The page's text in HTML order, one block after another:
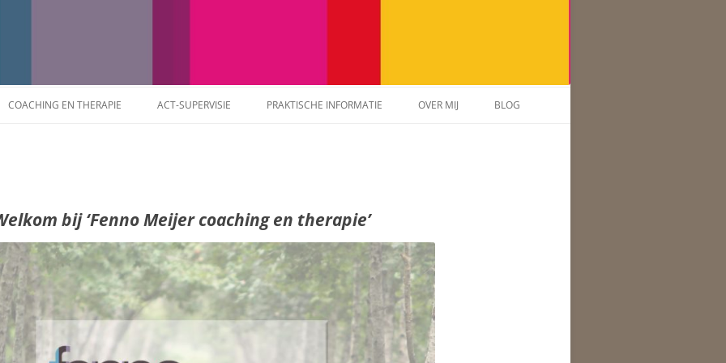
naar
COACHING EN THERAPIE ACT-SUPERVISIE PRAKTISCHE INFORMATIE OVER MIJ BLOG
bij ‘Fenno Meijer coaching en therapie’